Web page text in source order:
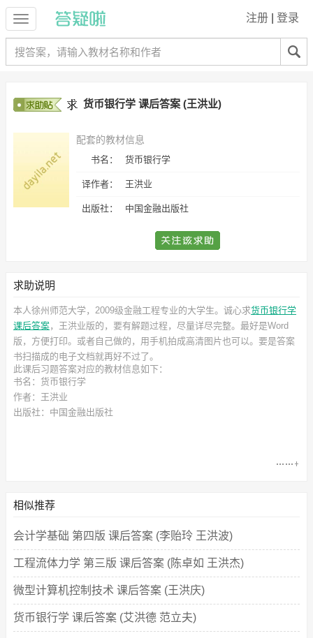
注册 登录
货币银行学 课后答案 (王洪业)
配套的教材信息
书名： 货币银行学
译作者： 王洪业
出版社： 中国金融出版社
求助说明
本人徐州师范大学，2009级金融工程专业的大学生。诚心求货币银行学
课后答案，王洪业版的，要有解题过程，尽量详尽完整。最好是Word
版，方便打印。或者自己做的，用手机拍成高清图片也可以。要是答案
书扫描成的电子文档就再好不过了。
此课后习题答案对应的教材信息如下：
书名：货币银行学
作者：王洪业
出版社：中国金融出版社
相似推荐
会计学基础 第四版 课后答案 (李贻玲 王洪波)
工程流体力学 第三版 课后答案 (陈卓如 王洪杰)
微型计算机控制技术 课后答案 (王洪庆)
货币银行学 课后答案 (艾洪德 范立夫)